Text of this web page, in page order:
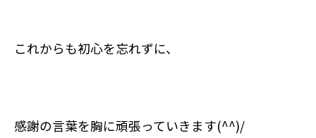
これからも初心を忘れずに、
感謝の言葉を胸に頑張っていきます(^^)/